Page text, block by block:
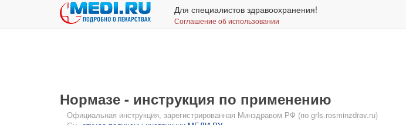
Для специалистов здравоохранения!
Соглашение об использовании
Нормазе - инструкция по применению
Официальная инструкция, зарегистрированная Минздравом РФ (по grls.rosminzdrav.ru)